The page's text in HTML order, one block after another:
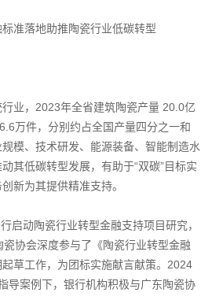
准落地助推陶瓷行业低碳转型
业，2023年全省建筑陶瓷产量 20.0亿
万件，分别约占全国产量四分之一和
模、技术研发、能源装备、智能制造水
其低碳转型发展，有助于“双碳”目标实
新为其提供精准支持。
启动陶瓷行业转型金融支持项目研究，
协会深度参与了《陶瓷行业转型金融
草工作，为团标实施献言献策。2024
导案例下，银行机构积极与广东陶瓷协